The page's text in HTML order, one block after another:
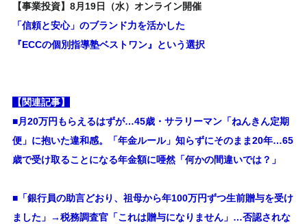
【事業投資】8月19日（水）オンライン開催
「信頼と安心」のブランド力を活かした
『ECCの個別指導塾ベストワン』という選択
【関連記事】
■月20万円もらえるはずが…45歳・サラリーマン「ねんきん定期
便」に抱いた違和感。「年金ルール」知らずにそのまま20年…65
歳で受け取ることになる年金額に唖然「何かの間違いでは？」
■ 「銀行員の助言どおり、祖母から年100万円ずつ生前贈与を受け
ました」→税務調査官「これは贈与になりません」…否認されな